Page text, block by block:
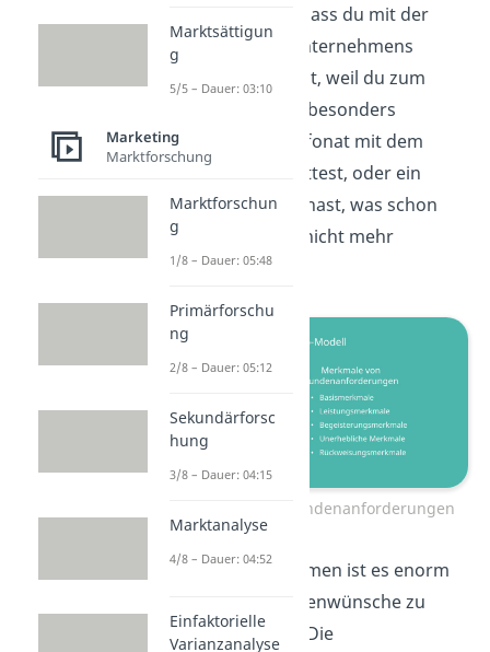
einmal passiert, dass du mit der
Leistung eines Unternehmens
unzufrieden warst, weil du zum
Beispiel ein nicht besonders
freundliches Telefonat mit dem
Kundendienst hattest, oder ein
Produkt gekauft hast, was schon
nach kurzer Zeit nicht mehr
funktioniert hat.
Merkmale von Kundenanforderungen
Für ein Unternehmen ist es enorm
wichtig, die Kundenwünsche zu
berücksichtigen. Die
Marktsättigun
g
5/5 – Dauer: 03:10
Marketing
Marktforschung
Marktforschun
g
1/8 – Dauer: 05:48
Primärforschu
ng
2/8 – Dauer: 05:12
Sekundärforsc
hung
3/8 – Dauer: 04:15
Marktanalyse
4/8 – Dauer: 04:52
Einfaktorielle
Varianzanalyse